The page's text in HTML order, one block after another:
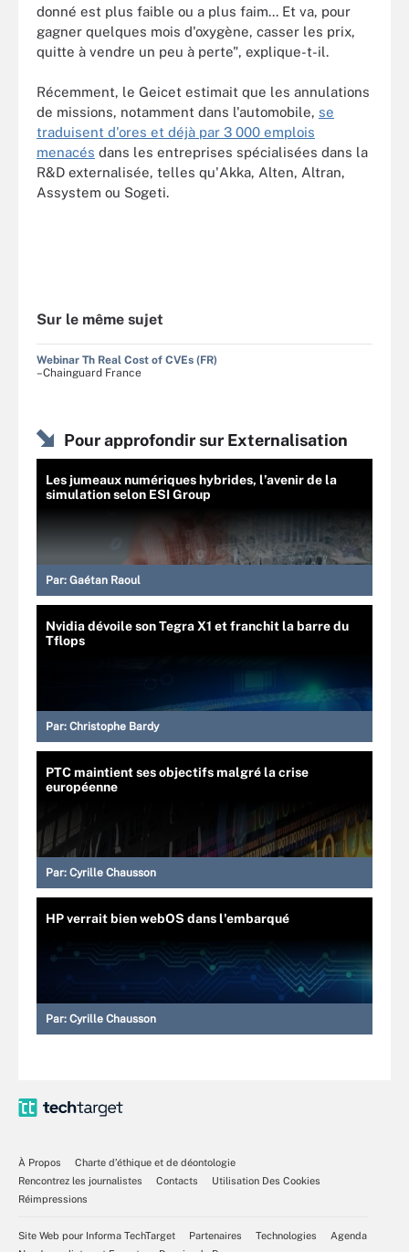
donné est plus faible ou a plus faim... Et va, pour
gagner quelques mois d'oxygène, casser les prix,
quitte à vendre un peu à perte", explique-t-il.
Récemment, le Geicet estimait que les annulations
de missions, notamment dans l'automobile, se
traduisent d'ores et déjà par 3 000 emplois
menacés dans les entreprises spécialisées dans la
R&D externalisée, telles qu'Akka, Alten, Altran,
Assystem ou Sogeti.
Sur le même sujet
Webinar Th Real Cost of CVEs (FR)
–Chainguard France
Pour approfondir sur Externalisation
Les jumeaux numériques hybrides, l’avenir de la
simulation selon ESI Group
Par: Gaétan Raoul
Nvidia dévoile son Tegra X1 et franchit la barre du
Tflops
Par: Christophe Bardy
PTC maintient ses objectifs malgré la crise
européenne
Par: Cyrille Chausson
HP verrait bien webOS dans l'embarqué
Par: Cyrille Chausson
À Propos
Charte d’éthique et de déontologie
Rencontrez les journalistes
Contacts
Utilisation Des Cookies
Réimpressions
Site Web pour Informa TechTarget Partenaires Technologies
Agenda